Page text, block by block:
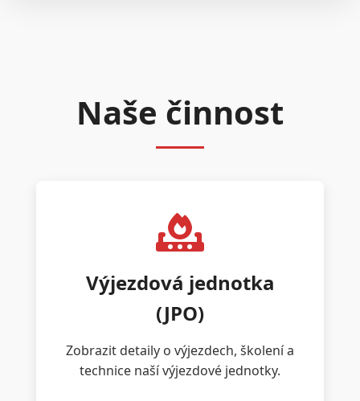
Naše činnost
Výjezdová jednotka
(JPO)
Zobrazit detaily o výjezdech, školení a
technice naší výjezdové jednotky.